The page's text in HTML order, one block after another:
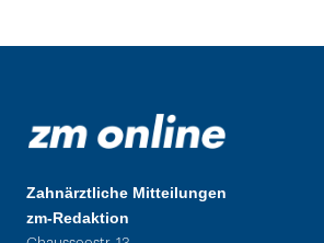
Zahnärztliche Mitteilungen
zm-Redaktion